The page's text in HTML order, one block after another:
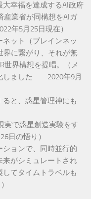
幸福を達成するAI政府
産業省が同構想をAIガ
年5月25日現在）
ット（ブレインネッ
界に繋がり、それが無
世界構想を提唱。（メ
しました 2020年9月
ると、惑星管理神にも
実で惑星創造実験をす
日の悟り）
ョンで、同時並行的
来がシミュレートされ
てタイムトラベルも